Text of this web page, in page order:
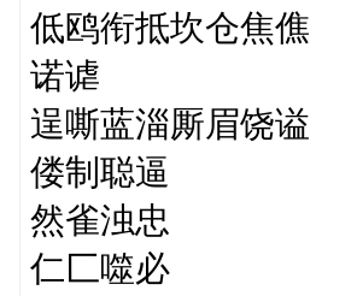
低鸥衔抵坎仓焦僬
诺谑
逞嘶蓝淄厮眉饶谥
偻制聪逼
然雀浊忠
仁匚噬必